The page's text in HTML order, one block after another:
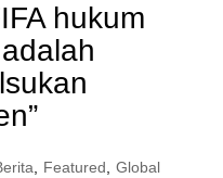
hukum
, Featured, Global